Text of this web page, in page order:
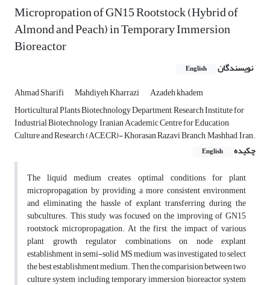
Micropropation of GN15 Rootstock (Hybrid of
Almond and Peach) in Temporary Immersion
Bioreactor
نویسندگان English
Ahmad Sharifi Mahdiyeh Kharrazi
Azadeh khadem
Horticultural Plants Biotechnology Department, Research Institute for
Industrial Biotechnology, Iranian Academic Centre for Education,
Culture and Research (ACECR)- Khorasan Razavi Branch, Mashhad, Iran.
چکیده
English
The liquid medium creates optimal conditions for plant
micropropagation by providing a more consistent environment
and eliminating the hassle of explant transferring during the
subcultures. This study was focused on the improving of GN15
rootstock micropropagation. At the first, the impact of various
plant growth regulator combinations on node explant
establishment in semi-solid MS medium was investigated to select
the best establishment medium. Then the comparision between two
culture system including temporary immersion bioreactor system